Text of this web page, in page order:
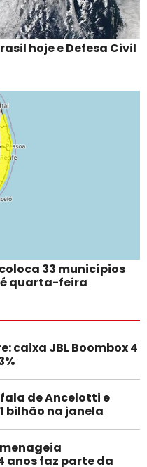
hoje e Defesa Civil
33 municípios
quarta-feira
caixa JBL Boombox 4
de Ancelotti e
bilhão na janela
anos faz parte da